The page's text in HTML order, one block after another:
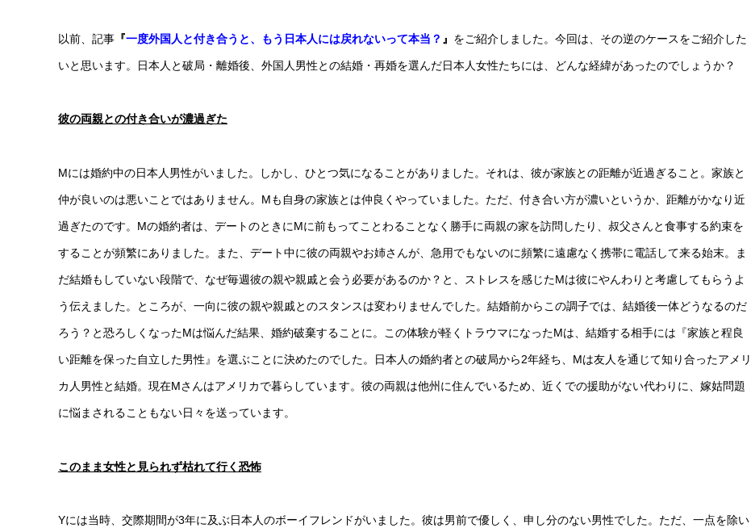
以前、記事 『一度外国人と付き合うと、もう日本人には戻れないって本当？ 』 をご紹介しました。今回は、その逆のケースをご紹介した
いと思います。日本人と破局・離婚後、外国人男性との結婚・再婚を選んだ日本人女性たちには、どんな経緯があったのでしょうか？
彼の両親との付き合いが濃過ぎた
Mには婚約中の日本人男性がいました。しかし、ひとつ気になることがありました。それは、彼が家族との距離が近過ぎること。家族と
仲が良いのは悪いことではありません。Mも自身の家族とは仲良くやっていました。ただ、付き合い方が濃いというか、距離がかなり近
過ぎたのです。Mの婚約者は、デートのときにMに前もってことわることなく勝手に両親の家を訪問したり、叔父さんと食事する約束を
することが頻繁にありました。また、デート中に彼の両親やお姉さんが、急用でもないのに頻繁に遠慮なく携帯に電話して来る始末。ま
だ結婚もしていない段階で、なぜ毎週彼の親や親戚と会う必要があるのか？と、ストレスを感じたMは彼にやんわりと考慮してもらうよ
う伝えました。ところが、一向に彼の親や親戚とのスタンスは変わりませんでした。結婚前からこの調子では、結婚後一体どうなるのだ
ろう？と恐ろしくなったMは悩んだ結果、婚約破棄することに。この体験が軽くトラウマになったMは、結婚する相手には『家族と程良
い距離を保った自立した男性』を選ぶことに決めたのでした。日本人の婚約者との破局から2年経ち、Mは友人を通じて知り合ったアメリ
カ人男性と結婚。現在Mさんはアメリカで暮らしています。彼の両親は他州に住んでいるため、近くでの援助がない代わりに、嫁姑問題
に悩まされることもない日々を送っています。
このまま女性と見られず枯れて行く恐怖
Yには当時、交際期間が3年に及ぶ日本人のボーイフレンドがいました。彼は男前で優しく、申し分のない男性でした。ただ、一点を除い